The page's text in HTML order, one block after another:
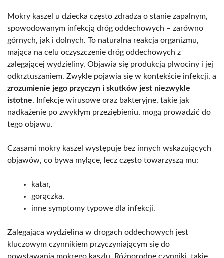
Mokry kaszel u dziecka często zdradza o stanie zapalnym,
spowodowanym infekcją dróg oddechowych – zarówno
górnych, jak i dolnych. To naturalna reakcja organizmu,
mająca na celu oczyszczenie dróg oddechowych z
zalegającej wydzieliny. Objawia się produkcją plwociny i jej
odkrztuszaniem. Zwykle pojawia się w kontekście infekcji, a
zrozumienie jego przyczyn i skutków jest niezwykle
istotne. Infekcje wirusowe oraz bakteryjne, takie jak
nadkażenie po zwykłym przeziębieniu, mogą prowadzić do
tego objawu.
Czasami mokry kaszel występuje bez innych wskazujących
objawów, co bywa mylące, lecz często towarzyszą mu:
katar,
gorączka,
inne symptomy typowe dla infekcji.
Zalegająca wydzielina w drogach oddechowych jest
kluczowym czynnikiem przyczyniającym się do
powstawania mokrego kaszlu. Różnorodne czynniki, takie